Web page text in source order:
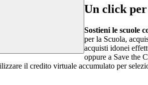
Un click
Sostieni le scuole
per la Scuola,
acquisti idonei
oppure a Save the
il credito virtuale accumulato per